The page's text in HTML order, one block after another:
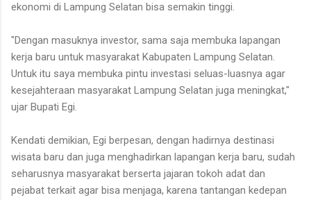
ekonomi di Lampung Selatan bisa semakin tinggi.
"Dengan masuknya investor, sama saja membuka lapangan
kerja baru untuk masyarakat Kabupaten Lampung Selatan.
Untuk itu saya membuka pintu investasi seluas-luasnya agar
kesejahteraan masyarakat Lampung Selatan juga meningkat,"
ujar Bupati Egi.
Kendati demikian, Egi berpesan, dengan hadirnya destinasi
wisata baru dan juga menghadirkan lapangan kerja baru, sudah
seharusnya masyarakat berserta jajaran tokoh adat dan
pejabat terkait agar bisa menjaga, karena tantangan kedepan